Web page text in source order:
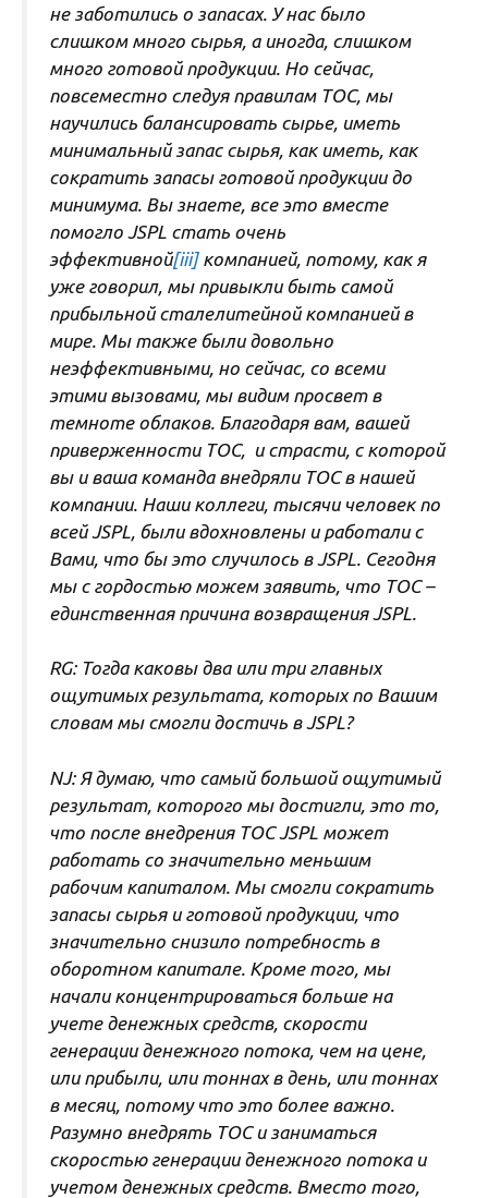
не заботились о запасах. У нас было
слишком много сырья, а иногда, слишком
много готовой продукции. Но сейчас,
повсеместно следуя правилам ТОС, мы
научились балансировать сырье, иметь
минимальный запас сырья, как иметь, как
сократить запасы готовой продукции до
минимума. Вы знаете, все это вместе
помогло JSPL стать очень
эффективной[iii]компанией, потому, как я
уже говорил, мы привыкли быть самой
прибыльной сталелитейной компанией в
мире. Мы также были довольно
неэффективными, но сейчас, со всеми
этими вызовами, мы видим просвет в
темноте облаков. Благодаря вам, вашей
приверженности ТОС, и страсти, с которой
вы и ваша команда внедряли ТОС в нашей
компании. Наши коллеги, тысячи человек по
всей JSPL, были вдохновлены и работали с
Вами, что бы это случилось в JSPL. Сегодня
мы с гордостью можем заявить, что ТОС –
единственная причина возвращения JSPL.
RG: Тогда каковы два или три главных
ощутимых результата, которых по Вашим
словам мы смогли достичь в JSPL?
NJ: Я думаю, что самый большой ощутимый
результат, которого мы достигли, это то,
что после внедрения ТОС JSPL может
работать со значительно меньшим
рабочим капиталом. Мы смогли сократить
запасы сырья и готовой продукции, что
значительно снизило потребность в
оборотном капитале. Кроме того, мы
начали концентрироваться больше на
учете денежных средств, скорости
генерации денежного потока, чем на цене,
или прибыли, или тоннах в день, или тоннах
в месяц, потому что это более важно.
Разумно внедрять ТОС и заниматься
скоростью генерации денежного потока и
учетом денежных средств. Вместо того,